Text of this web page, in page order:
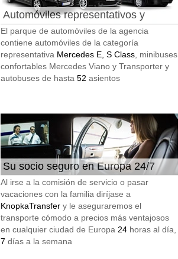
Automóviles representativos y
autobuses
El parque de automóviles de la agencia
contiene automóviles de la categoría
representativa Mercedes E, S Class , minibuses
confortables Mercedes Viano y Transporter y
autobuses de hasta 52 asientos
Su socio seguro en Europa 24/7
Al irse a la comisión de servicio o pasar
vacaciones con la familia diríjase a
KnopkaTransfer y le aseguraremos el
transporte cómodo a precios más ventajosos
en cualquier ciudad de Europa 24 horas al día,
7 días a la semana